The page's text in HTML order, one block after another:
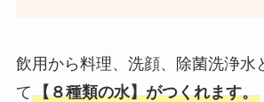
飲用から料理、洗顔、除菌洗浄水
て【８種類の水】がつくれます。